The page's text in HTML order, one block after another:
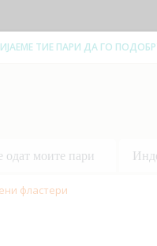
ТИЕ ПАРИ ДА ГО
одат моите пари
фластери